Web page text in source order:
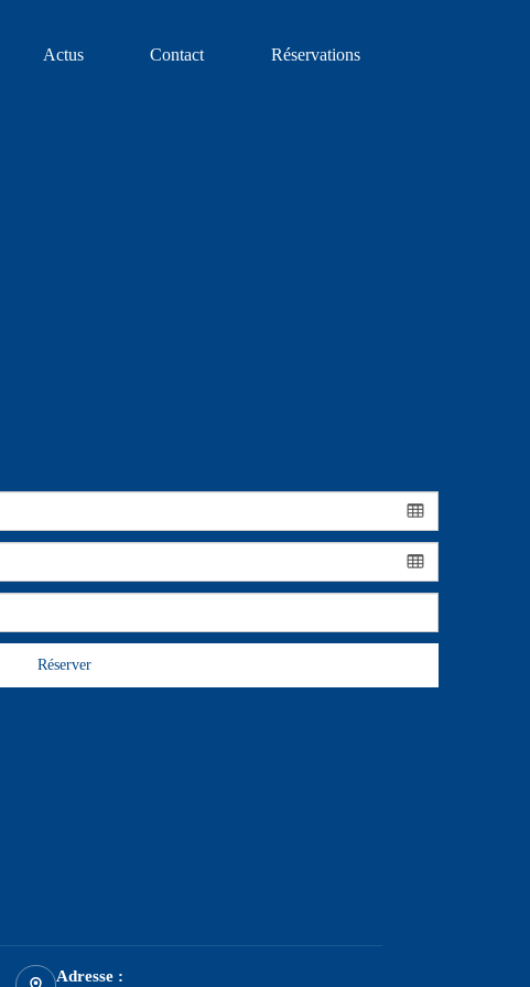
Actus Contact Réservations
Réserver
Adresse :